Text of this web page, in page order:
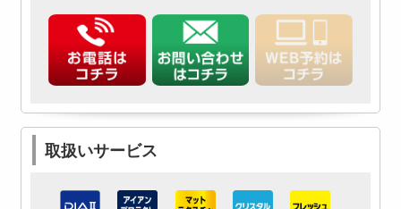
取扱いサービス